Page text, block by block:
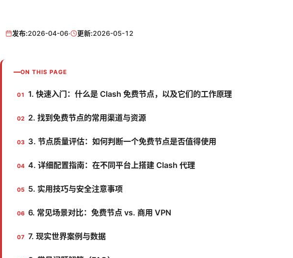
发布:2026-04-06· 更新:2026-05-12
ON THIS PAGE
1. 快速入门：什么是 Clash 免费节点，以及它们的工作原理
2. 找到免费节点的常用渠道与资源
3. 节点质量评估：如何判断一个免费节点是否值得使用
4. 详细配置指南：在不同平台上搭建 Clash 代理
5. 实用技巧与安全注意事项
6. 常见场景对比：免费节点 vs. 商用 VPN
7. 现实世界案例与数据